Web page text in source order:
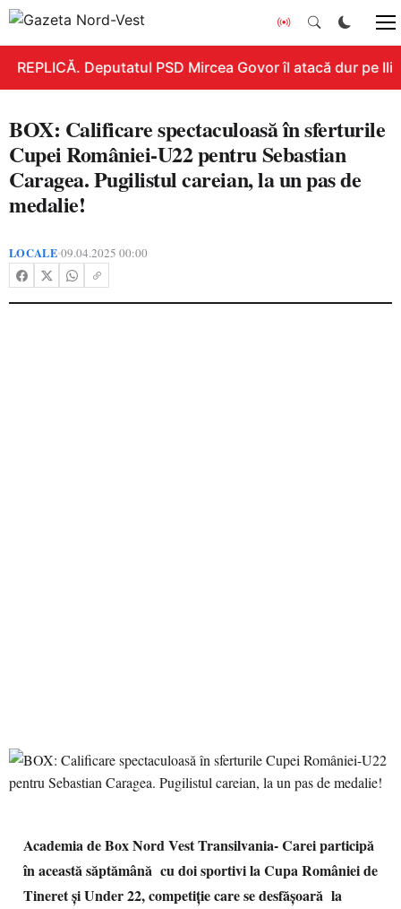
REPLICĂ. Deputatul PSD Mircea Govor îl atacă dur pe
BOX: Calificare spectaculoasă în sferturile
Cupei României-U22 pentru Sebastian
Caragea. Pugilistul careian, la un pas de
medalie!
LOCALE•09.04.2025 00:00
Academia de Box Nord Vest Transilvania- Carei participă
în această săptămână cu doi sportivi la Cupa României de
Tineret și Under 22, competiție care se desfășoară la